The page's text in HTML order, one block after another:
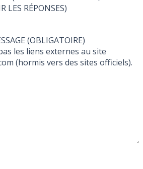
LES RÉPONSES)
TEXTE DE VOTRE MESSAGE (OBLIGATOIRE)
les liens externes au site
(hormis vers des sites officiels).